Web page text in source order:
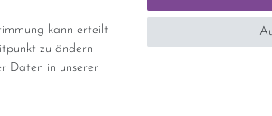
kann erteilt
zu ändern
Daten in unserer
ein Ausweis der Mehrwertsteuer auf der